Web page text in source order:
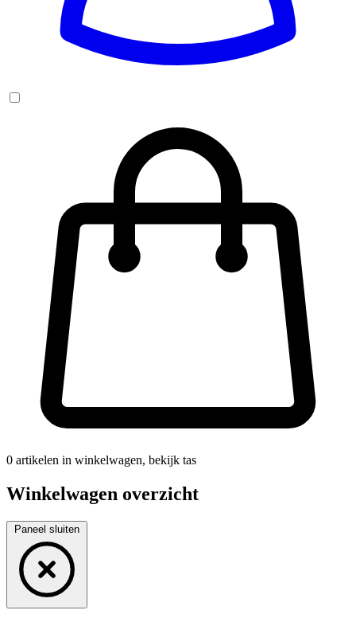
0 artikelen in winkelwagen, bekijk tas
Winkelwagen overzicht
Paneel sluiten